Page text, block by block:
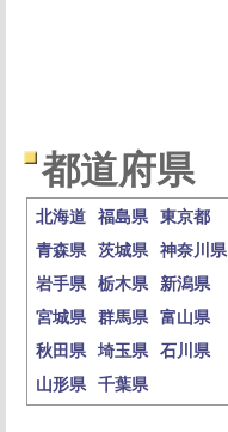
都道府県
北海道 福島県 東京都
青森県
茨城県 神奈川県
岩手県
栃木県 新潟県
宮城県
群馬県 富山県
秋田県
埼玉県 石川県
山形県
千葉県